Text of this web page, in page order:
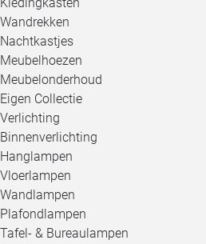
Wandrekken
Nachtkastjes
Meubelhoezen
Meubelonderhoud
Eigen Collectie
Verlichting
Binnenverlichting
Hanglampen
Vloerlampen
Wandlampen
Plafondlampen
Tafel- & Bureaulampen